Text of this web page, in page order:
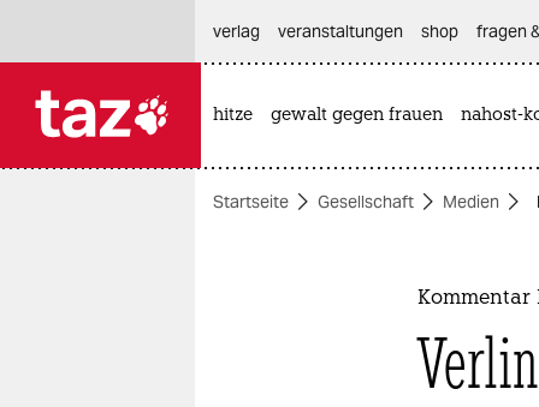
themen
verlag
veranstaltungen shop fragen
hitze gewalt gegen frauen nahost-
Startseite Gesellschaft Medien
Kommentar